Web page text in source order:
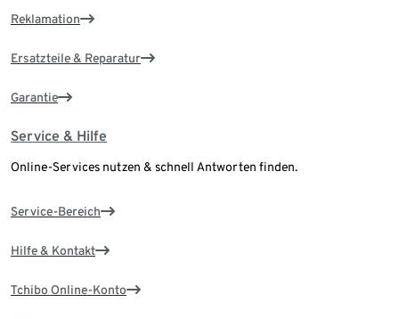
Reklamation
Ersatzteile & Reparatur
Garantie
Service & Hilfe
Online-Services nutzen & schnell Antworten finden.
Service-Bereich
Hilfe & Kontakt
Tchibo Online-Konto